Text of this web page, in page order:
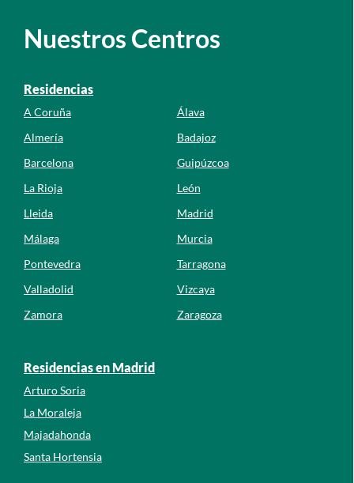
Nuestros Centros
Residencias
A Coruña
Álava
Almería
Badajoz
Barcelona
Guipúzcoa
La Rioja
León
Lleida
Madrid
Málaga
Murcia
Pontevedra
Tarragona
Valladolid
Vizcaya
Zamora
Zaragoza
Residencias en Madrid
Arturo Soria
La Moraleja
Majadahonda
Santa Hortensia